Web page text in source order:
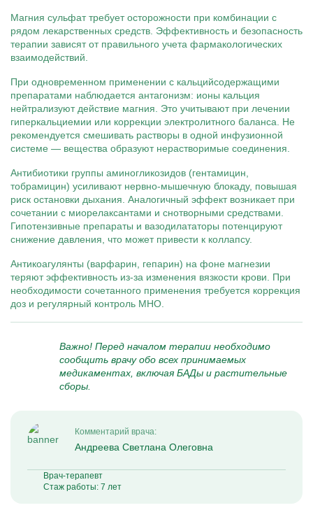
Магния сульфат требует осторожности при комбинации с
рядом лекарственных средств. Эффективность и безопасность
терапии зависят от правильного учета фармакологических
взаимодействий.
При одновременном применении с кальцийсодержащими
препаратами наблюдается антагонизм: ионы кальция
нейтрализуют действие магния. Это учитывают при лечении
гиперкальциемии или коррекции электролитного баланса. Не
рекомендуется смешивать растворы в одной инфузионной
системе — вещества образуют нерастворимые соединения.
Антибиотики группы аминогликозидов (гентамицин,
тобрамицин) усиливают нервно-мышечную блокаду, повышая
риск остановки дыхания. Аналогичный эффект возникает при
сочетании с миорелаксантами и снотворными средствами.
Гипотензивные препараты и вазодилататоры потенцируют
снижение давления, что может привести к коллапсу.
Антикоагулянты (варфарин, гепарин) на фоне магнезии
теряют эффективность из-за изменения вязкости крови. При
необходимости сочетанного применения требуется коррекция
доз и регулярный контроль МНО.
Важно! Перед началом терапии необходимо
сообщить врачу обо всех принимаемых
медикаментах, включая БАДы и растительные
сборы.
Комментарий врача:
Андреева Светлана Олеговна
Врач-терапевт
Стаж работы: 7 лет